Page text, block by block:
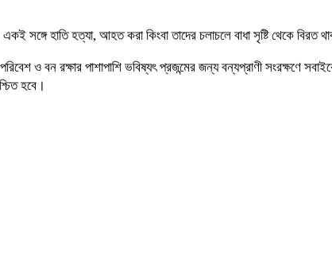
সঙ্গে হাতি হত্যা, আহত করা কিংবা তাদের চলাচলে বাধা সৃষ্টি থেকে বিরত
ও বন রক্ষার পাশাপাশি ভবিষ্যৎ প্রজন্মের জন্য বন্যপ্রাণী সংরক্ষণে
হবে।